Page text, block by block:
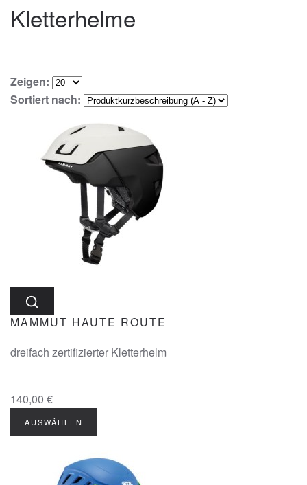
Kletterhelme
Zeigen:
Sortiert nach:
MAMMUT HAUTE ROUTE
dreifach zertifizierter Kletterhelm
140,00 €
AUSWÄHLEN